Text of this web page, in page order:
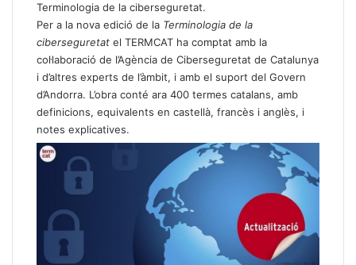
Terminologia de la ciberseguretat.
Per a la nova edició de la Terminologia de la
ciberseguretat el TERMCAT ha comptat amb la
col·laboració de l’Agència de Ciberseguretat de Catalunya
i d’altres experts de l’àmbit, i amb el suport del Govern
d’Andorra. L’obra conté ara 400 termes catalans, amb
definicions, equivalents en castellà, francès i anglès, i
notes explicatives.